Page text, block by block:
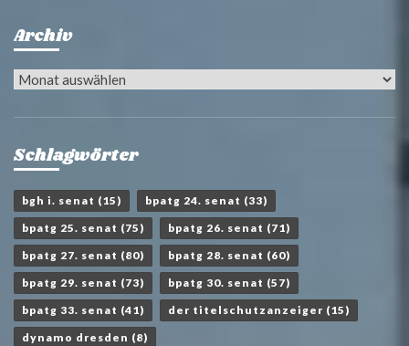
Archiv
Archiv
Schlagwörter
bgh i. senat (15) bpatg 24. senat (33)
bpatg 25. senat (75) bpatg 26. senat (71)
bpatg 27. senat (80) bpatg 28. senat (60)
bpatg 29. senat (73) bpatg 30. senat (57)
bpatg 33. senat (41) der titelschutzanzeiger (15)
dynamo dresden (8)